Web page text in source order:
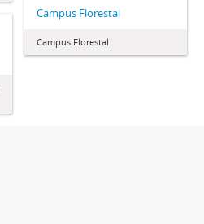
Campus Florestal
Campus Florestal